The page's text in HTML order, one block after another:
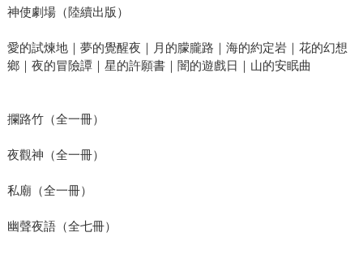
神使劇場（陸續出版）
愛的試煉地｜夢的覺醒夜｜月的朦朧路｜海的約定岩｜花的幻想
鄉｜夜的冒險譚｜星的許願書｜闇的遊戲日｜山的安眠曲
攔路竹（全一冊）
夜觀神（全一冊）
私廟（全一冊）
幽聲夜語（全七冊）